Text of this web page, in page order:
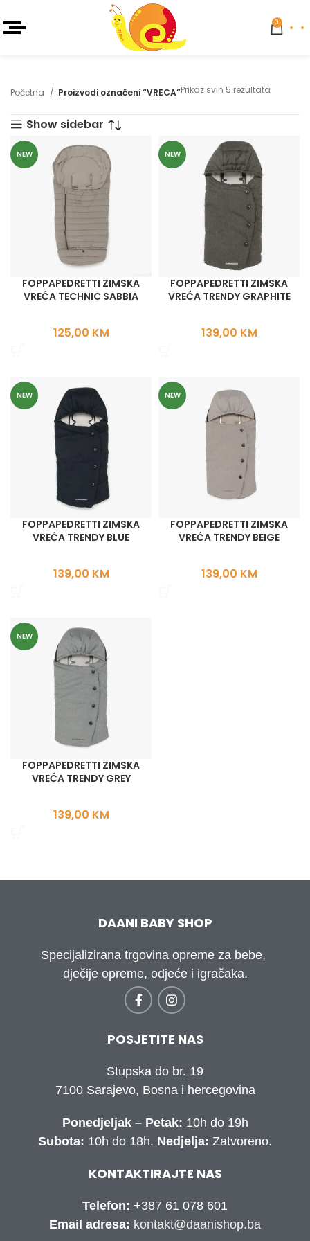
0
Početna Proizvodi označeni “VRECA”Prikaz svih 5 rezultata
Show sidebar
NEW
FOPPAPEDRETTI ZIMSKA
VREĆA TECHNIC SABBIA
125,00 KM
NEW
FOPPAPEDRETTI ZIMSKA
VREĆA TRENDY GRAPHITE
139,00 KM
NEW
FOPPAPEDRETTI ZIMSKA
VREĆA TRENDY BLUE
139,00 KM
NEW
FOPPAPEDRETTI ZIMSKA
VREĆA TRENDY BEIGE
139,00 KM
NEW
FOPPAPEDRETTI ZIMSKA
VREĆA TRENDY GREY
139,00 KM
DAANI BABY SHOP
Specijalizirana trgovina opreme za bebe,
dječije opreme, odjeće i igračaka.
POSJETITE NAS
Stupska do br. 19
7100 Sarajevo, Bosna i hercegovina
Ponedjeljak – Petak: 10h do 19h
Subota: 10h do 18h. Nedjelja: Zatvoreno.
KONTAKTIRAJTE NAS
Telefon: +387 61 078 601
Email adresa: kontakt@daanishop.ba